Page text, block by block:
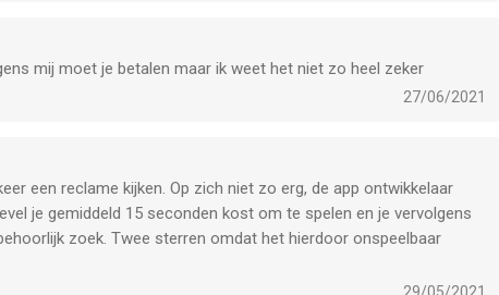
worden binnen 24 uur van het einde van de huidige periode. De
beheerd en automatisch verlengen kan worden
mij moet je betalen maar ik weet het niet zo heel zeker
27/06/2021
een reclame kijken. Op zich niet zo erg, de app ontwikkelaar
je gemiddeld 15 seconden kost om te spelen en je vervolgens
zoek. Twee sterren omdat het hierdoor onspeelbaar